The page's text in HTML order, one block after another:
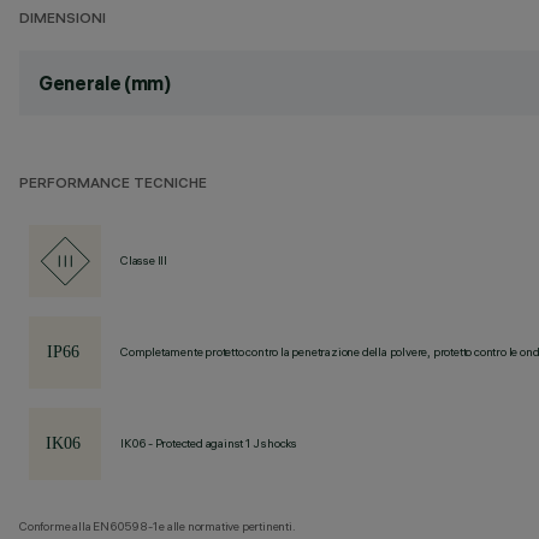
DIMENSIONI
Generale (mm)
PERFORMANCE TECNICHE
Classe III
Completamente protetto contro la penetrazione della polvere, protetto contro le
IK06 - Protected against 1 J shocks
Conforme alla EN60598-1 e alle normative pertinenti.